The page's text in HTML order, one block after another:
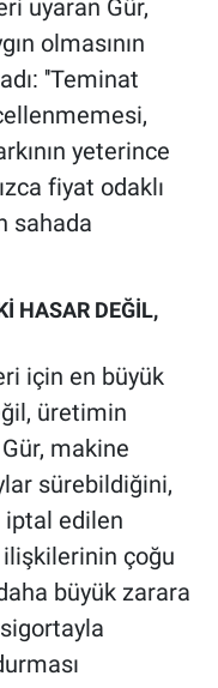
uyaran Gür,
olmasının
''Teminat
yeterince
fiyat odaklı
sahada
HASAR DEĞİL,
için en büyük
üretimin
makine
sürebildiğini,
iptal edilen
çoğu
büyük zarara